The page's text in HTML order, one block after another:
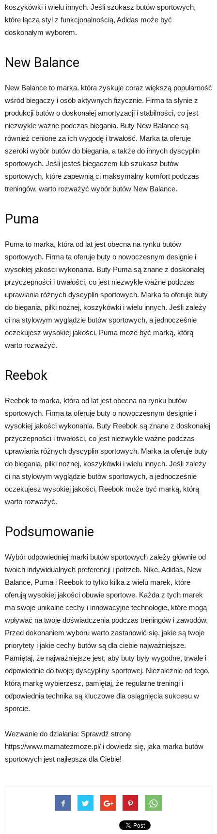
koszykówki i wielu innych. Jeśli szukasz butów sportowych,
które łączą styl z funkcjonalnością, Adidas może być
doskonałym wyborem.
New Balance
New Balance to marka, która zyskuje coraz większą popularność
wśród biegaczy i osób aktywnych fizycznie. Firma ta słynie z
produkcji butów o doskonałej amortyzacji i stabilności, co jest
niezwykle ważne podczas biegania. Buty New Balance są
również cenione za ich wygodę i trwałość. Marka ta oferuje
szeroki wybór butów do biegania, a także do innych dyscyplin
sportowych. Jeśli jesteś biegaczem lub szukasz butów
sportowych, które zapewnią ci maksymalny komfort podczas
treningów, warto rozważyć wybór butów New Balance.
Puma
Puma to marka, która od lat jest obecna na rynku butów
sportowych. Firma ta oferuje buty o nowoczesnym designie i
wysokiej jakości wykonania. Buty Puma są znane z doskonałej
przyczepności i trwałości, co jest niezwykle ważne podczas
uprawiania różnych dyscyplin sportowych. Marka ta oferuje buty
do biegania, piłki nożnej, koszykówki i wielu innych. Jeśli zależy
ci na stylowym wyglądzie butów sportowych, a jednocześnie
oczekujesz wysokiej jakości, Puma może być marką, którą
warto rozważyć.
Reebok
Reebok to marka, która od lat jest obecna na rynku butów
sportowych. Firma ta oferuje buty o nowoczesnym designie i
wysokiej jakości wykonania. Buty Reebok są znane z doskonałej
przyczepności i trwałości, co jest niezwykle ważne podczas
uprawiania różnych dyscyplin sportowych. Marka ta oferuje buty
do biegania, piłki nożnej, koszykówki i wielu innych. Jeśli zależy
ci na stylowym wyglądzie butów sportowych, a jednocześnie
oczekujesz wysokiej jakości, Reebok może być marką, którą
warto rozważyć.
Podsumowanie
Wybór odpowiedniej marki butów sportowych zależy głównie od
twoich indywidualnych preferencji i potrzeb. Nike, Adidas, New
Balance, Puma i Reebok to tylko kilka z wielu marek, które
oferują wysokiej jakości obuwie sportowe. Każda z tych marek
ma swoje unikalne cechy i innowacyjne technologie, które mogą
wpływać na twoje doświadczenia podczas treningów i zawodów.
Przed dokonaniem wyboru warto zastanowić się, jakie są twoje
priorytety i jakie cechy butów są dla ciebie najważniejsze.
Pamiętaj, że najważniejsze jest, aby buty były wygodne, trwałe i
odpowiednie do twojej dyscypliny sportowej. Niezależnie od tego,
którą markę wybierzesz, pamiętaj, że regularne treningi i
odpowiednia technika są kluczowe dla osiągnięcia sukcesu w
sporcie.
Wezwanie do działania: Sprawdź stronę
https://www.mamatezmoze.pl/ i dowiedz się, jaka marka butów
sportowych jest najlepsza dla Ciebie!